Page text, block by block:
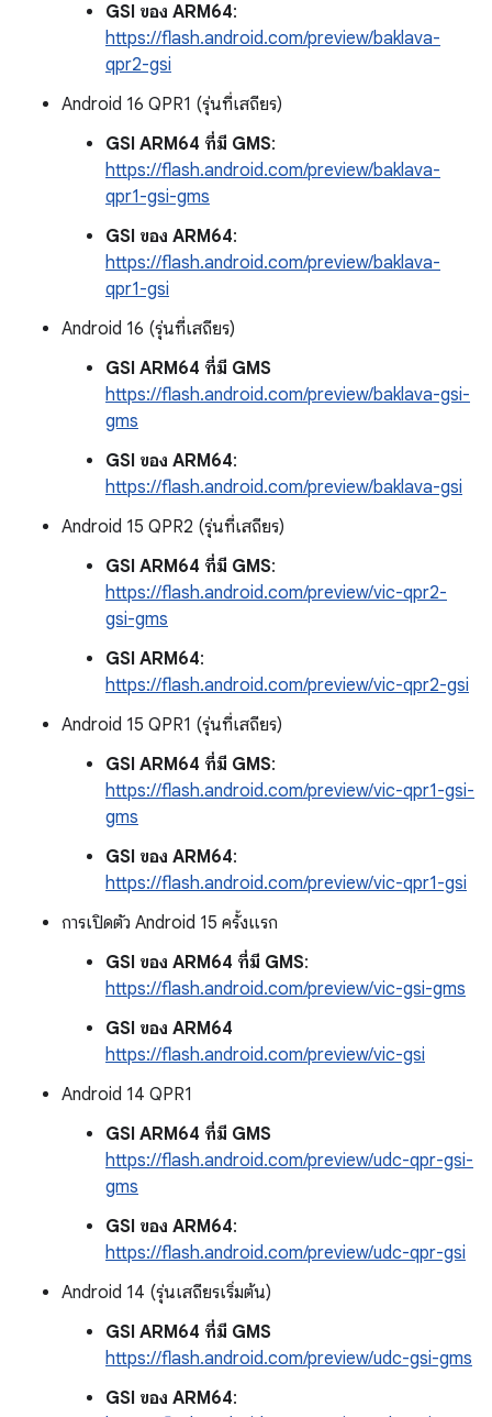
GSI ของ ARM64:
https://flash.android.com/preview/baklava-
qpr2-gsi
Android 16 QPR1 (รุ่นที่เสถียร)
GSI ARM64 ที่มี GMS:
https://flash.android.com/preview/baklava-
qpr1-gsi-gms
GSI ของ ARM64:
https://flash.android.com/preview/baklava-
qpr1-gsi
Android 16 (รุ่นที่เสถียร)
GSI ARM64 ที่มี GMS
https://flash.android.com/preview/baklava-gsi-
gms
GSI ของ ARM64:
https://flash.android.com/preview/baklava-gsi
Android 15 QPR2 (รุ่นที่เสถียร)
GSI ARM64 ที่มี GMS:
https://flash.android.com/preview/vic-qpr2-
gsi-gms
GSI ARM64:
https://flash.android.com/preview/vic-qpr2-gsi
Android 15 QPR1 (รุ่นที่เสถียร)
GSI ARM64 ที่มี GMS:
https://flash.android.com/preview/vic-qpr1-gsi-
gms
GSI ของ ARM64:
https://flash.android.com/preview/vic-qpr1-gsi
การเปิดตัว Android 15 ครั้งแรก
GSI ของ ARM64 ที่มี GMS:
https://flash.android.com/preview/vic-gsi-gms
GSI ของ ARM64
https://flash.android.com/preview/vic-gsi
Android 14 QPR1
GSI ARM64 ที่มี GMS
https://flash.android.com/preview/udc-qpr-gsi-
gms
GSI ของ ARM64:
https://flash.android.com/preview/udc-qpr-gsi
Android 14 (รุ่นเสถียรเริ่มต้น)
GSI ARM64 ที่มี GMS
https://flash.android.com/preview/udc-gsi-gms
GSI ของ ARM64: